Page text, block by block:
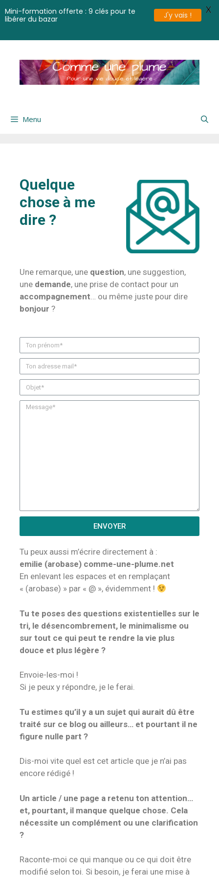
Menu
Quelque
chose à me
dire ?
Une remarque, une question, une suggestion,
une demande, une prise de contact pour un
accompagnement … ou même juste pour dire
bonjour ?
ENVOYER
Tu peux aussi m’écrire directement à :
emilie (arobase) comme-une-plume.net
En enlevant les espaces et en remplaçant
« (arobase) » par « @ », évidemment !
Tu te poses des questions existentielles sur le
tri, le désencombrement, le minimalisme ou
sur tout ce qui peut te rendre la vie plus
douce et plus légère ?
Envoie-les-moi !
Si je peux y répondre, je le ferai.
Tu estimes qu’il y a un sujet qui aurait dû être
traité sur ce blog ou ailleurs… et pourtant il ne
figure nulle part ?
Dis-moi vite quel est cet article que je n’ai pas
encore rédigé !
Un article / une page a retenu ton attention…
et, pourtant, il manque quelque chose. Cela
nécessite un complément ou une clarification
?
Raconte-moi ce qui manque ou ce qui doit être
modifié selon toi. Si besoin, je ferai une mise à
Mini-formation offerte : 9 clés pour te
libérer du bazar
J'y vais !
X